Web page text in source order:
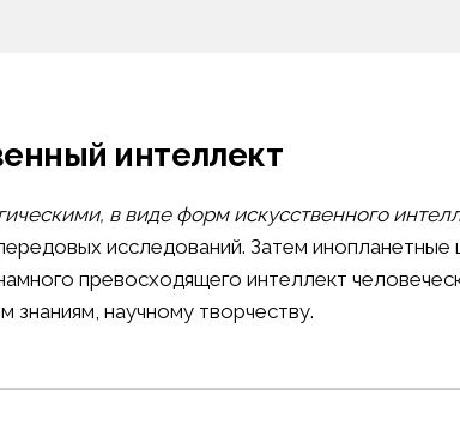
интеллект
в виде форм искусственного
исследований. Затем инопланетные
превосходящего интеллект
научному творчеству.